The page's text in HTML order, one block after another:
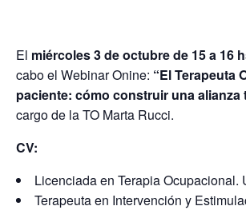
El miércoles 3 de octubre de 15 a 16
cabo el Webinar Onine: “El Terapeuta
paciente: cómo construir una alianza
cargo de la TO Marta Rucci.
CV:
Licenciada en Terapia Ocupacional.
Terapeuta en Intervención y